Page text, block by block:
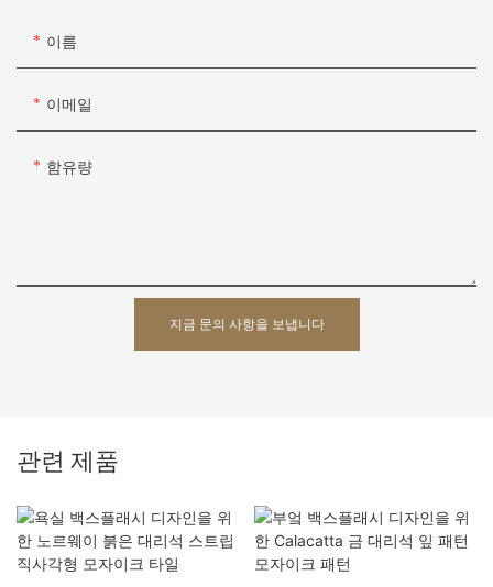
이름
이메일
함유량
지금 문의 사항을 보냅니다
관련 제품